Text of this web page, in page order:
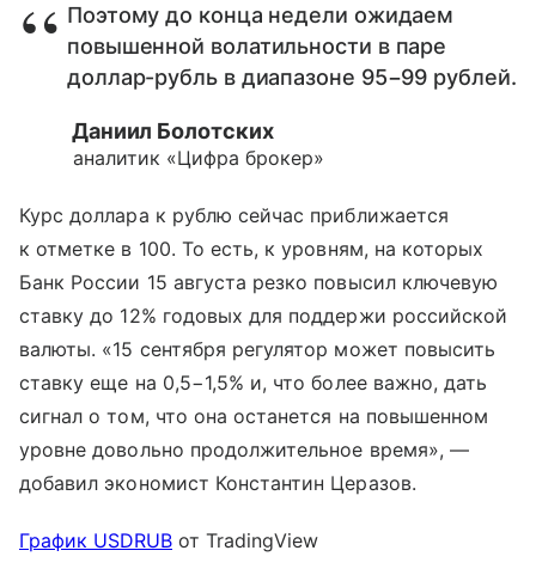
Поэтому до конца недели ожидаем
повышенной волатильности в паре
доллар-рубль в диапазоне 95−99 рублей.
Даниил Болотских
аналитик «Цифра брокер»
Курс доллара к рублю сейчас приближается
к отметке в 100. То есть, к уровням, на которых
Банк России 15 августа резко повысил ключевую
ставку до 12% годовых для поддержи российской
валюты. «15 сентября регулятор может повысить
ставку еще на 0,5−1,5% и, что более важно, дать
сигнал о том, что она останется на повышенном
уровне довольно продолжительное время», —
добавил экономист Константин Церазов.
График USDRUB от TradingView